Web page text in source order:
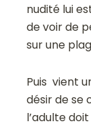
nudité lui
de voir de
sur une
Puis vient
désir de se
l’adulte